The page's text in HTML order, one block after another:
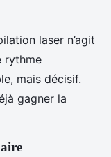
laser n’agit
rythme
mais décisif.
gagner la